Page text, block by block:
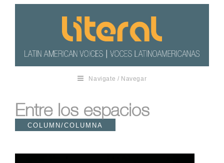
Navigate / Navegar
Entre los espacios
COLUMN/COLUMNA